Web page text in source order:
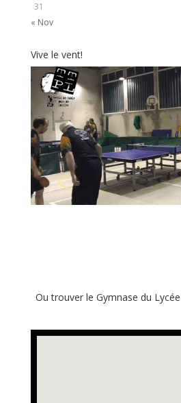
31
« Nov
Vive le vent!
Ou trouver le Gymnase du